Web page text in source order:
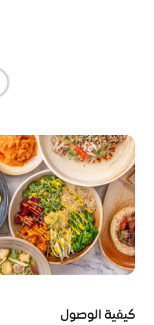
كيفية الوصول